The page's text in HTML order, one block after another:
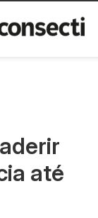
até